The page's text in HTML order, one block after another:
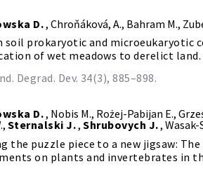
D., Chroňáková, A., Bahram M.,
soil prokaryotic and microeukaryotic
of wet meadows to derelict land.
Degrad. Dev. 34(3), 885–898.
D., Nobis M., Rożej-Pabijan E.,
Sternalski J.,Shrubovych J., Wasak-
the puzzle piece to a new jigsaw:
on plants and invertebrates in